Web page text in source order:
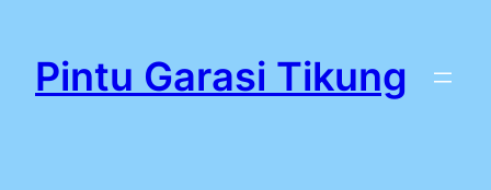
kontenPintu Garasi Tikung